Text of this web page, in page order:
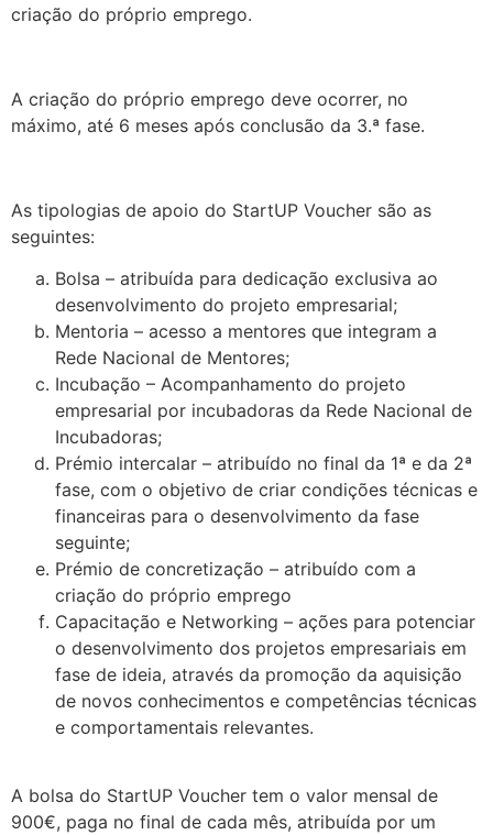
criação do próprio emprego.
A criação do próprio emprego deve ocorrer, no
máximo, até 6 meses após conclusão da 3.ª fase.
As tipologias de apoio do StartUP Voucher são as
seguintes:
Bolsa – atribuída para dedicação exclusiva ao
desenvolvimento do projeto empresarial;
Mentoria – acesso a mentores que integram a
Rede Nacional de Mentores;
Incubação – Acompanhamento do projeto
empresarial por incubadoras da Rede Nacional de
Incubadoras;
Prémio intercalar – atribuído no final da 1ª e da 2ª
fase, com o objetivo de criar condições técnicas e
financeiras para o desenvolvimento da fase
seguinte;
Prémio de concretização – atribuído com a
criação do próprio emprego
Capacitação e Networking – ações para potenciar
o desenvolvimento dos projetos empresariais em
fase de ideia, através da promoção da aquisição
de novos conhecimentos e competências técnicas
e comportamentais relevantes.
A bolsa do StartUP Voucher tem o valor mensal de
900€, paga no final de cada mês, atribuída por um